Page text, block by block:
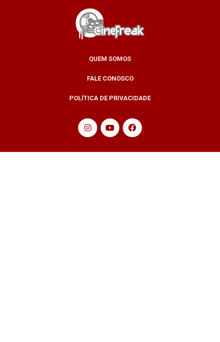
QUEM SOMOS
FALE CONOSCO
POLÍTICA DE PRIVACIDADE